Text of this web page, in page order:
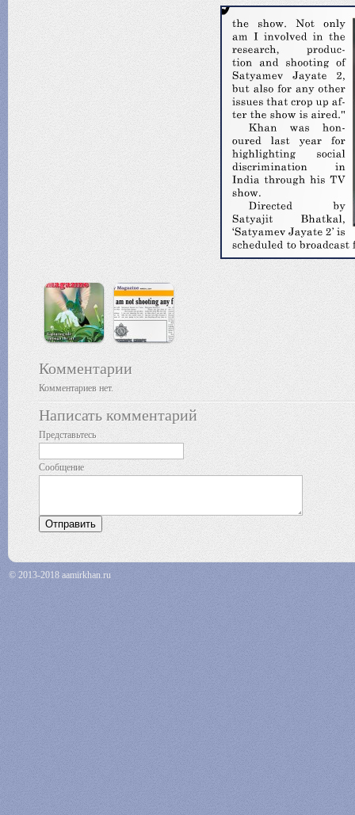
Комментарии
Комментариев нет.
Написать комментарий
Представьтесь
Сообщение
© 2013-2018 aamirkhan.ru